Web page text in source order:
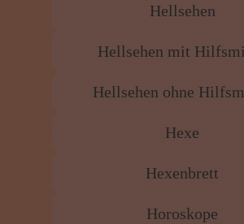
Hellsehen
Hellsehen mit
Hellsehen ohne
Hexe
Hexenbrett
Horoskope